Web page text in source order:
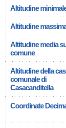
Altitudine
Altitudine
Altitudine media
comune
Altitudine della
comunale di
Casacanditella
Coordinate